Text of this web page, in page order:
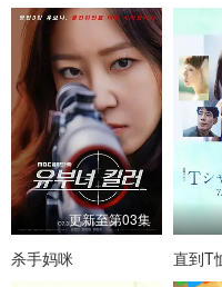
更新至第03集
杀手妈咪 直到T